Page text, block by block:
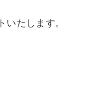
たします。